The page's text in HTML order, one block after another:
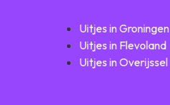
Uitjes in Groningen
Uitjes in Flevoland
Uitjes in Overijssel